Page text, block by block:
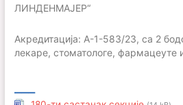
ЛИНДЕНМАЈЕР“
Акредитација: А-1-583/23, са 2
лекаре, стоматологе, фармацеуте